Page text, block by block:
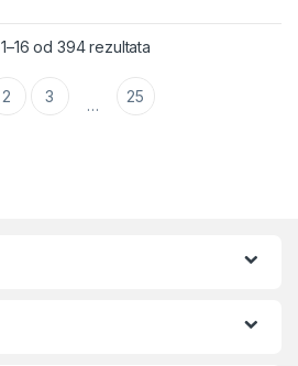
od 394 rezultata
2 3 … 25